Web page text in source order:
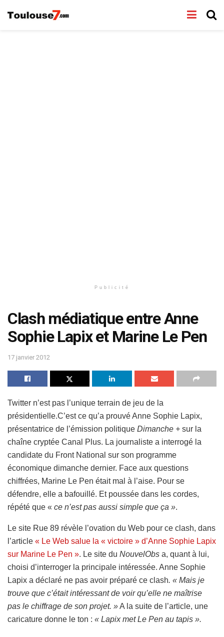
Publicité
Clash médiatique entre Anne
Sophie Lapix et Marine Le Pen
17 janvier 2012
Twitter n’est pas l’unique terrain de jeu de la
présidentielle.C’est ce qu’a prouvé Anne Sophie Lapix,
présentatrice de l’émission politique Dimanche + sur la
chaîne cryptée Canal Plus. La journaliste a interrogé la
candidate du Front National sur son programme
économique dimanche dernier. Face aux questions
chiffrées, Marine Le Pen était mal à l’aise. Pour se
défendre, elle a bafouillé. Et poussée dans les cordes,
répété que « ce n’est pas aussi simple que ça ».
Le site Rue 89 révèle l’ovation du Web pour ce clash, dans
l’article « Le Web salue la « victoire » d’Anne Sophie Lapix
sur Marine Le Pen ». Le site du NouvelObs a, quant à lui,
choisi d’interroger la principale intéressée. Anne Sophie
Lapix a déclaré ne pas avoir préparé ce clash. « Mais je
trouve que c’était intéressant de voir qu’elle ne maîtrise
pas le chiffrage de son projet. »A la suite de l’article, une
caricature donne le ton : « Lapix met Le Pen au tapis ».